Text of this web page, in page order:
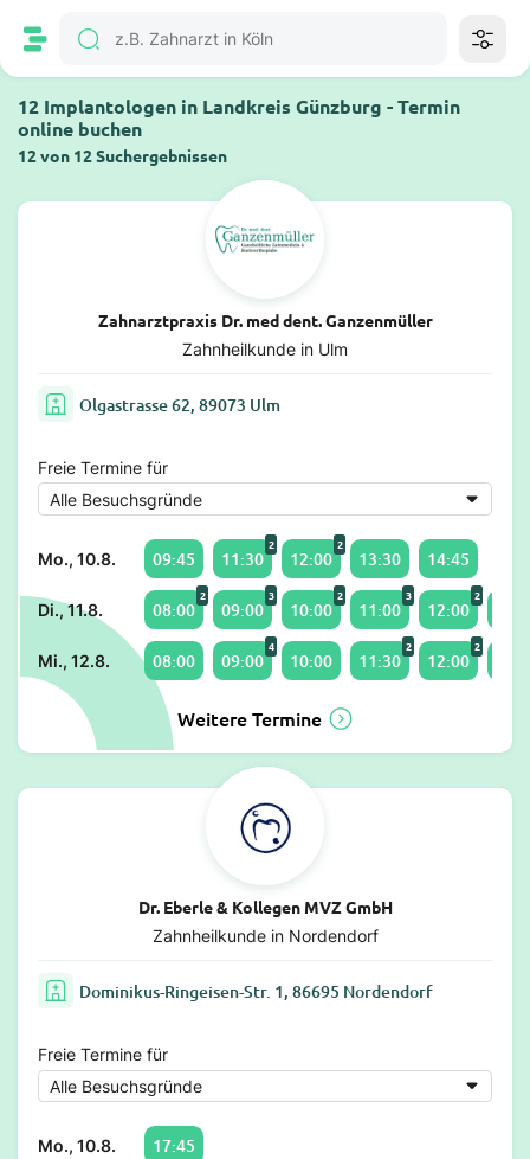
12 Implantologen in Landkreis Günzburg - Termin
online buchen
12 von 12 Suchergebnissen
Zahnarztpraxis Dr. med dent. Ganzenmüller
Zahnheilkunde in Ulm
Olgastrasse 62, 89073 Ulm
Freie Termine für
Mo., 10.8. 09:45 11:30
2
12:00
2
13:30 14:45
Di., 11.8. 08:00
2
09:00
3
10:00
2
11:00
3
12:00
2
Mi., 12.8. 08:00 09:00
4
10:00 11:30
2
12:00
2
Weitere Termine
Dr. Eberle & Kollegen MVZ GmbH
Zahnheilkunde in Nordendorf
Dominikus-Ringeisen-Str. 1, 86695 Nordendorf
Freie Termine für
Mo., 10.8. 17:45